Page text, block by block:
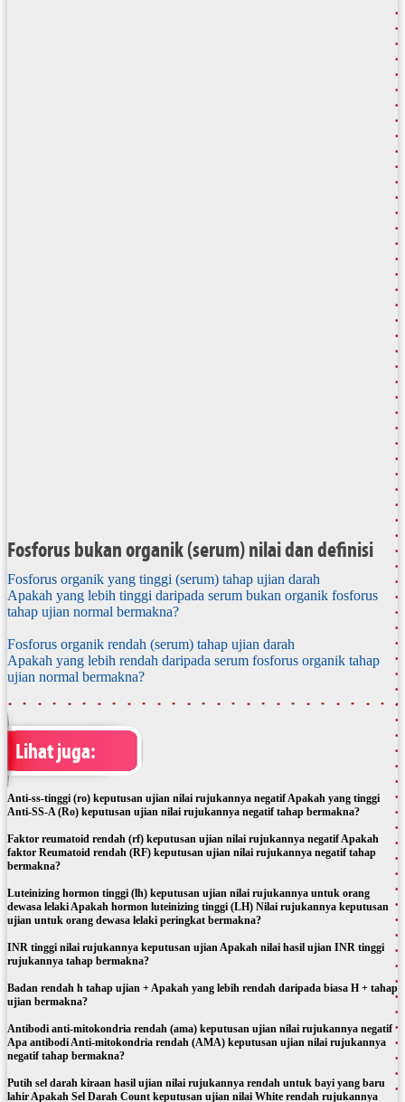
Fosforus bukan organik (serum) nilai dan definisi
Fosforus organik yang tinggi (serum) tahap ujian darah
Apakah yang lebih tinggi daripada serum bukan organik fosforus
tahap ujian normal bermakna?
Fosforus organik rendah (serum) tahap ujian darah
Apakah yang lebih rendah daripada serum fosforus organik tahap
ujian normal bermakna?
Lihat juga:
Anti-ss-tinggi (ro) keputusan ujian nilai rujukannya negatif Apakah yang tinggi
Anti-SS-A (Ro) keputusan ujian nilai rujukannya negatif tahap bermakna?
Faktor reumatoid rendah (rf) keputusan ujian nilai rujukannya negatif Apakah
faktor Reumatoid rendah (RF) keputusan ujian nilai rujukannya negatif tahap
bermakna?
Luteinizing hormon tinggi (lh) keputusan ujian nilai rujukannya untuk orang
dewasa lelaki Apakah hormon luteinizing tinggi (LH) Nilai rujukannya keputusan
ujian untuk orang dewasa lelaki peringkat bermakna?
INR tinggi nilai rujukannya keputusan ujian Apakah nilai hasil ujian INR tinggi
rujukannya tahap bermakna?
Badan rendah h tahap ujian + Apakah yang lebih rendah daripada biasa H + tahap
ujian bermakna?
Antibodi anti-mitokondria rendah (ama) keputusan ujian nilai rujukannya negatif
Apa antibodi Anti-mitokondria rendah (AMA) keputusan ujian nilai rujukannya
negatif tahap bermakna?
Putih sel darah kiraan hasil ujian nilai rujukannya rendah untuk bayi yang baru
lahir Apakah Sel Darah Count keputusan ujian nilai White rendah rujukannya